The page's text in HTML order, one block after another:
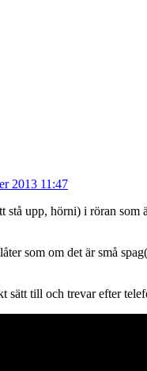
2013 11:47
stå upp, hörni) i röran som
som om det är små
till och trevar efter